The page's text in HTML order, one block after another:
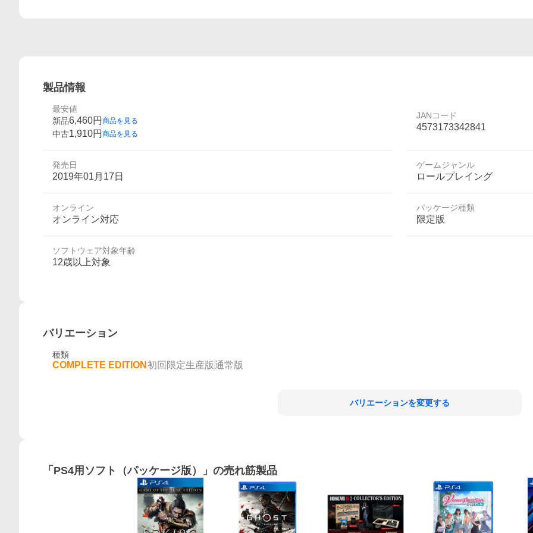
製品情報
最安値
新品6,460円 商品を見る
中古1,910円 商品を見る
JANコード
4573173342841
発売日
2019年01月17日
ゲームジャンル
ロールプレイング
オンライン
オンライン対応
パッケージ種類
限定版
ソフトウェア対象年齢
12歳以上対象
バリエーション
種類
COMPLETE EDITION 初回限定生産版通常版
バリエーションを変更する
「 PS4用ソフト（パッケージ版） 」の売れ筋製品